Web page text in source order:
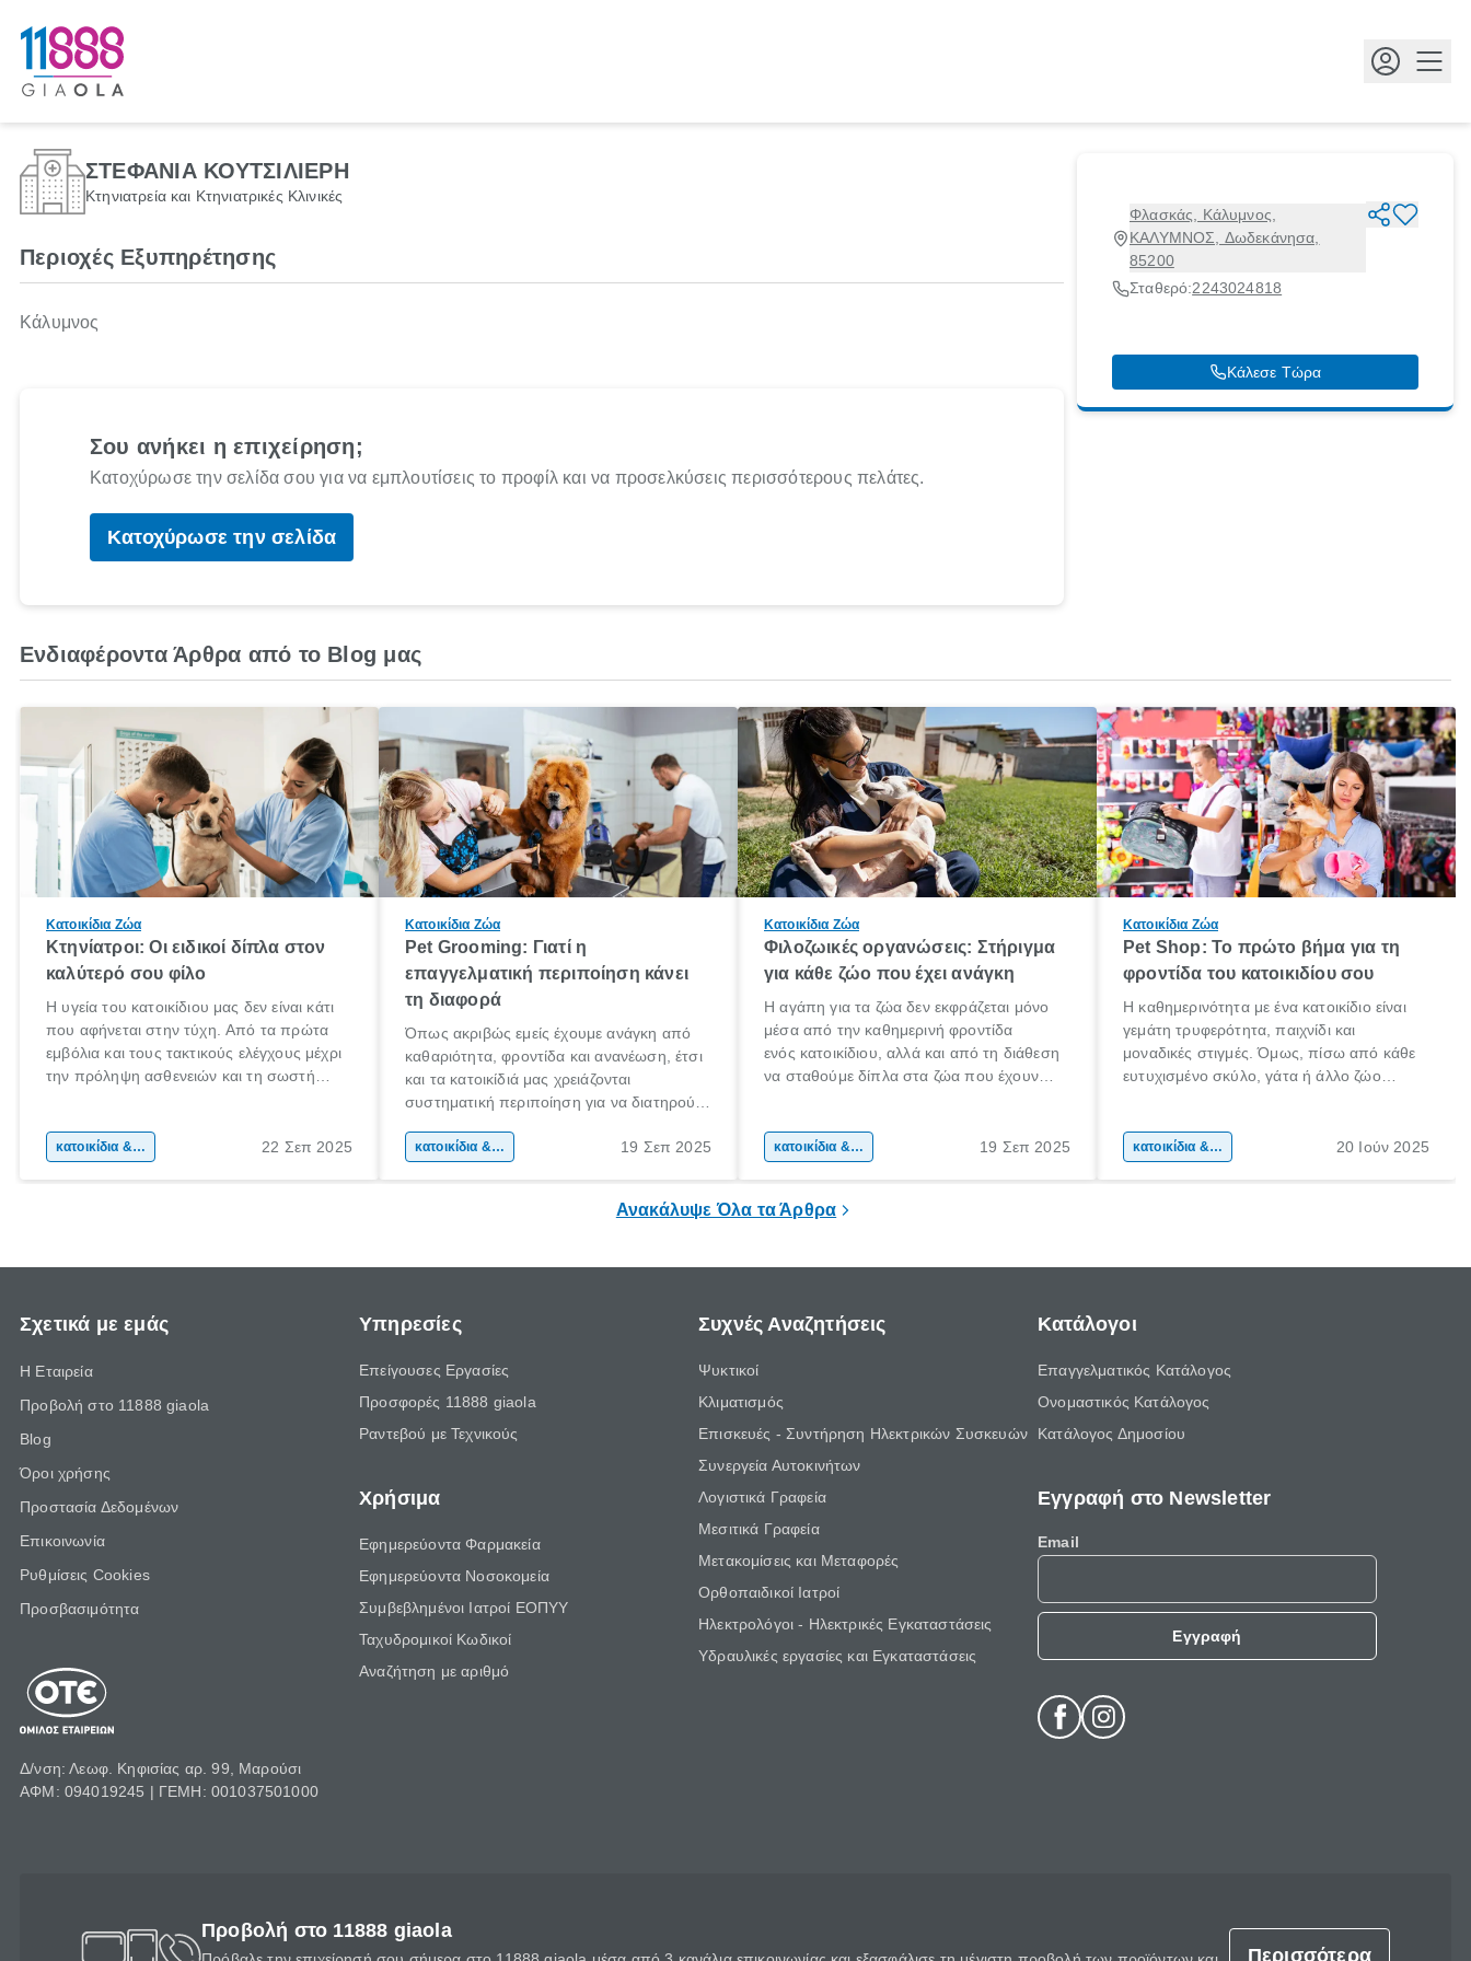
ΣΤΕΦΑΝΙΑ ΚΟΥΤΣΙΛΙΕΡΗ
Κτηνιατρεία και Κτηνιατρικές Κλινικές
Φλασκάς, Κάλυμνος,
ΚΑΛΥΜΝΟΣ, Δωδεκάνησα,
85200
Σταθερό:2243024818
Κάλεσε Τώρα
Περιοχές Εξυπηρέτησης
Κάλυμνος
Σου ανήκει η επιχείρηση;
Κατοχύρωσε την σελίδα σου για να εμπλουτίσεις το προφίλ και να προσελκύσεις περισσότερους πελάτες.
Κατοχύρωσε την σελίδα
Ενδιαφέροντα Άρθρα από το Blog μας
Κατοικίδια Ζώα
Κτηνίατροι: Οι ειδικοί δίπλα στον
καλύτερό σου φίλο
Η υγεία του κατοικίδιου μας δεν είναι κάτι
που αφήνεται στην τύχη. Από τα πρώτα
εμβόλια και τους τακτικούς ελέγχους μέχρι
την πρόληψη ασθενειών και τη σωστή
στάδιο της ζωής ενός ζώου.
κατοικίδια & φροντίδα ζώων 22 Σεπ 2025
Κατοικίδια Ζώα
Pet Grooming: Γιατί η
επαγγελματική περιποίηση κάνει
τη διαφορά
Όπως ακριβώς εμείς έχουμε ανάγκη από
καθαριότητα, φροντίδα και ανανέωση, έτσι
και τα κατοικίδιά μας χρειάζονται
συστηματική περιποίηση για να διατηρούν
επαγγελματική περιποίηση δεν είναι απλώς
συνολική κατάσταση του ζώου.
κατοικίδια & φροντίδα ζώων 19 Σεπ 2025
Κατοικίδια Ζώα
Φιλοζωικές οργανώσεις: Στήριγμα
για κάθε ζώο που έχει ανάγκη
Η αγάπη για τα ζώα δεν εκφράζεται μόνο
μέσα από την καθημερινή φροντίδα
ενός κατοικίδιου, αλλά και από τη διάθεση
να σταθούμε δίπλα στα ζώα που έχουν
κακοποιημένα, περιμένουν μια δεύτερη
ευκαιρία και αυτή τους την δίνουν
κατοικίδια & φροντίδα ζώων 19 Σεπ 2025
Κατοικίδια Ζώα
Pet Shop: Το πρώτο βήμα για τη
φροντίδα του κατοικιδίου σου
Η καθημερινότητα με ένα κατοικίδιο είναι
γεμάτη τρυφερότητα, παιχνίδι και
μοναδικές στιγμές. Όμως, πίσω από κάθε
ευτυχισμένο σκύλο, γάτα ή άλλο ζώο
του.
κατοικίδια & φροντίδα ζώων 20 Ιούν 2025
Ανακάλυψε Όλα τα Άρθρα
Σχετικά με εμάς
Η Εταιρεία
Προβολή στο 11888 giaola
Blog
Όροι χρήσης
Προστασία Δεδομένων
Επικοινωνία
Ρυθμίσεις Cookies
Προσβασιμότητα
Δ/νση: Λεωφ. Κηφισίας αρ. 99, Μαρούσι
ΑΦΜ: 094019245 | ΓΕΜΗ: 001037501000
Υπηρεσίες
Επείγουσες Εργασίες
Προσφορές 11888 giaola
Ραντεβού με Τεχνικούς
Χρήσιμα
Εφημερεύοντα Φαρμακεία
Εφημερεύοντα Νοσοκομεία
Συμβεβλημένοι Ιατροί ΕΟΠΥΥ
Ταχυδρομικοί Κωδικοί
Αναζήτηση με αριθμό
Συχνές Αναζητήσεις
Ψυκτικοί
Κλιματισμός
Επισκευές - Συντήρηση Ηλεκτρικών Συσκευών
Συνεργεία Αυτοκινήτων
Λογιστικά Γραφεία
Μεσιτικά Γραφεία
Μετακομίσεις και Μεταφορές
Ορθοπαιδικοί Ιατροί
Ηλεκτρολόγοι - Ηλεκτρικές Εγκαταστάσεις
Υδραυλικές εργασίες και Εγκαταστάσεις
Κατάλογοι
Επαγγελματικός Κατάλογος
Ονομαστικός Κατάλογος
Κατάλογος Δημοσίου
Εγγραφή στο Newsletter
Email
Εγγραφή
Προβολή στο 11888 giaola
Περισσότερα